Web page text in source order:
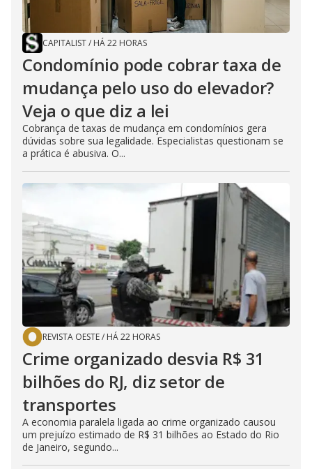
CAPITALIST/ HÁ 22 HORAS
Condomínio pode cobrar taxa de
mudança pelo uso do elevador?
Veja o que diz a lei
Cobrança de taxas de mudança em condomínios gera
dúvidas sobre sua legalidade. Especialistas questionam se
a prática é abusiva. O...
REVISTA OESTE/ HÁ 22 HORAS
Crime organizado desvia R$ 31
bilhões do RJ, diz setor de
transportes
A economia paralela ligada ao crime organizado causou
um prejuízo estimado de R$ 31 bilhões ao Estado do Rio
de Janeiro, segundo...